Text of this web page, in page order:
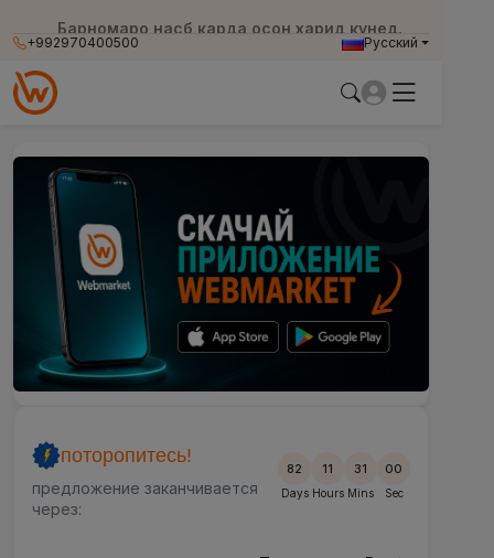
+992970400500
Барномаро насб карда осон харид кунед.
Русский
поторопитесь!
предложение заканчивается
через:
82
Days
11
Hours
30
Mins
58
Sec